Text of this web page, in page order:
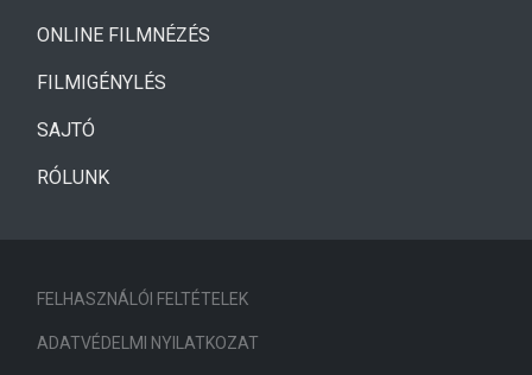
ONLINE FILMNÉZÉS
FILMIGÉNYLÉS
SAJTÓ
RÓLUNK
FELHASZNÁLÓI FELTÉTELEK
ADATVÉDELMI NYILATKOZAT